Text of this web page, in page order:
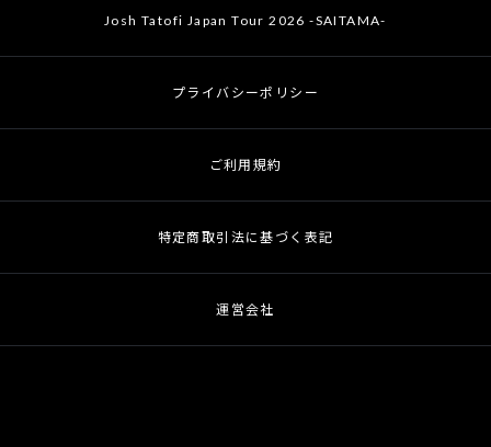
Josh Tatofi Japan Tour 2026 -SAITAMA-
プライバシーポリシー
ご利用規約
特定商取引法に基づく表記
運営会社